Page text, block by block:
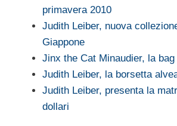
primavera 2010
Judith Leiber, nuova
Giappone
Jinx the Cat Minaudier, la
Judith Leiber, la borsetta
Judith Leiber, presenta la
dollari